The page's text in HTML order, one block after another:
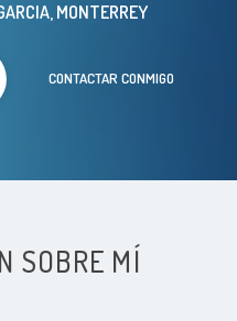
MONTERREY
CONTACTAR CONMIGO
SOBRE MÍ